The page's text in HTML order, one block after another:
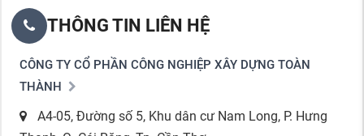
THÔNG TIN LIÊN HỆ
CÔNG TY CỔ PHẦN CÔNG NGHIỆP XÂY DỰNG TOÀN
THÀNH
A4-05, Đường số 5, Khu dân cư Nam Long, P. Hưng